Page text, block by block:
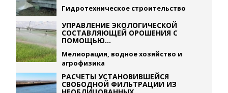
Гидротехническое строительство
УПРАВЛЕНИЕ ЭКОЛОГИЧЕСКОЙ
СОСТАВЛЯЮЩЕЙ ОРОШЕНИЯ С
ПОМОЩЬЮ...
Мелиорация, водное хозяйство и
агрофизика
РАСЧЕТЫ УСТАНОВИВШЕЙСЯ
СВОБОДНОЙ ФИЛЬТРАЦИИ ИЗ